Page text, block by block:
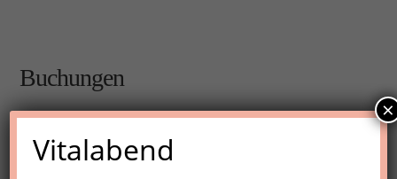
Buchungen
Buchungen sind für diese Veranstaltung nicht mehr
möglich.
Vitalabend
×